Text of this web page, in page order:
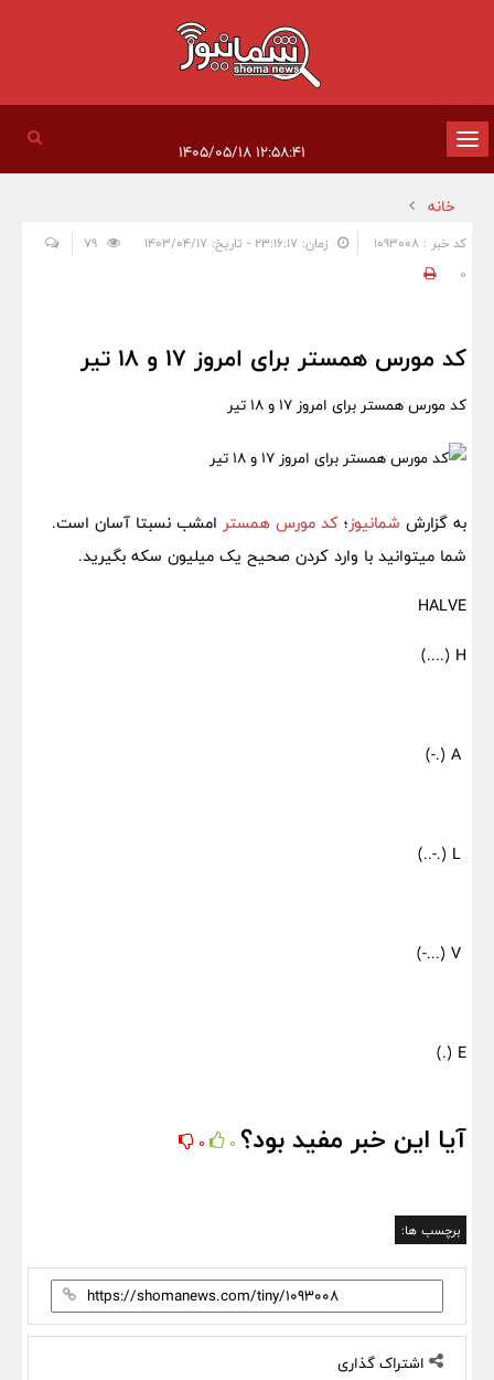
تغییر
وضعیت
ناوبری
خانه
کد خبر : 1093008 زمان: ۲۳:۱۶:۱۷ - تاریخ: ۱۴۰۳/۰۴/۱۷
0
کد مورس همستر برای امروز 17 و 18 تیر
کد مورس همستر برای امروز 17 و 18 تیر
به گزارش شمانیوز؛ کد مورس همستر امشب نسبتا آسان است.
شما میتوانید با وارد کردن صحیح یک میلیون سکه بگیرید.
HALVE
H (....)
E (.)
آیا این خبر مفید بود؟ 0
0
برچسب ها:
اشتراک گذاری